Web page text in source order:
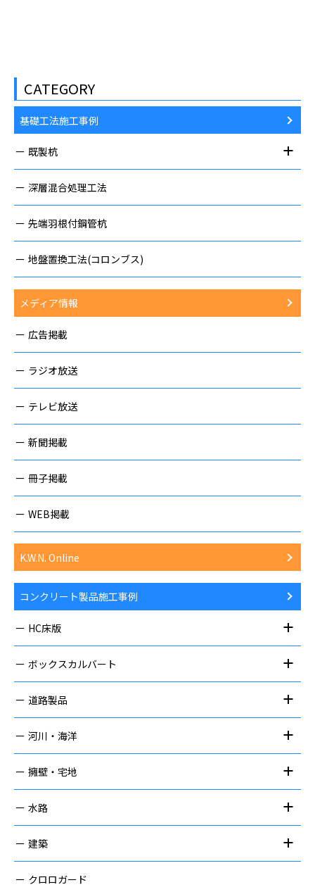
CATEGORY
基礎工法施工事例
既製杭
深層混合処理工法
先端羽根付鋼管杭
地盤置換工法(コロンブス)
メディア情報
広告掲載
ラジオ放送
テレビ放送
新聞掲載
冊子掲載
WEB掲載
K.W.N. Online
コンクリート製品施工事例
HC床版
ボックスカルバート
道路製品
河川・海洋
擁壁・宅地
水路
建築
クロロガード